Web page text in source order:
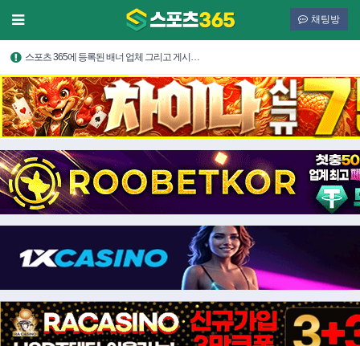
채팅방
스포츠 365에 등록된 배너 업체 그리고 게시…